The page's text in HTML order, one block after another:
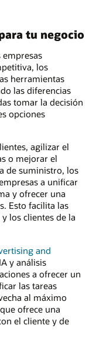
tu negocio
empresas
los
herramientas
las diferencias
tomar la decisión
opciones
agilizar el
o mejorar el
de suministro, los
a unificar
y ofrecer una
Esto facilita las
los clientes de la
and
y análisis
a ofrecer un
las tareas
al máximo
ofrece una
el cliente y de